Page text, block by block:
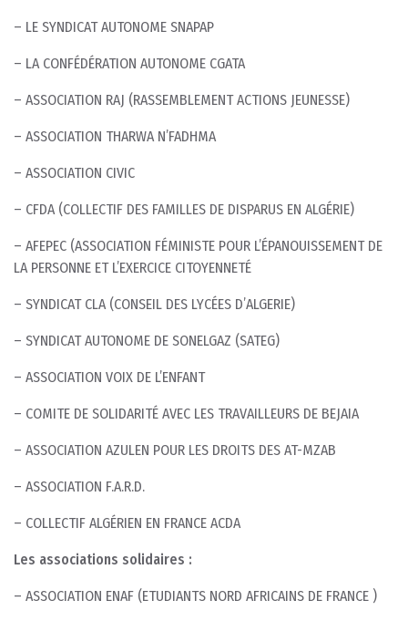
– LE SYNDICAT AUTONOME SNAPAP
– LA CONFÉDÉRATION AUTONOME CGATA
– ASSOCIATION RAJ (RASSEMBLEMENT ACTIONS JEUNESSE)
– ASSOCIATION THARWA N’FADHMA
– ASSOCIATION CIVIC
– CFDA (COLLECTIF DES FAMILLES DE DISPARUS EN ALGÉRIE)
– AFEPEC (ASSOCIATION FÉMINISTE POUR L’ÉPANOUISSEMENT DE
LA PERSONNE ET L’EXERCICE CITOYENNETÉ
– SYNDICAT CLA (CONSEIL DES LYCÉES D’ALGERIE)
– SYNDICAT AUTONOME DE SONELGAZ (SATEG)
– ASSOCIATION VOIX DE L’ENFANT
– COMITE DE SOLIDARITÉ AVEC LES TRAVAILLEURS DE BEJAIA
– ASSOCIATION AZULEN POUR LES DROITS DES AT-MZAB
– ASSOCIATION F.A.R.D.
– COLLECTIF ALGÉRIEN EN FRANCE ACDA
Les associations solidaires :
– ASSOCIATION ENAF (ETUDIANTS NORD AFRICAINS DE FRANCE )